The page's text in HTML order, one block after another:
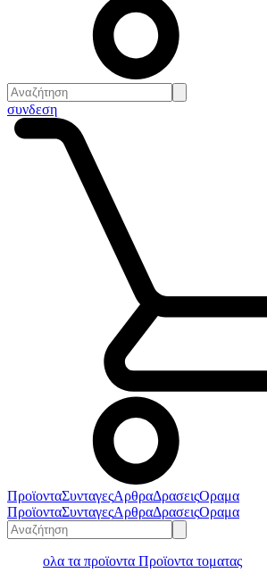
συνδεση
ΠροϊονταΣυνταγεςΑρθραΔρασειςΟραμα
ΠροϊονταΣυνταγεςΑρθραΔρασειςΟραμα
ολα τα προϊοντα Προϊοντα τοματας